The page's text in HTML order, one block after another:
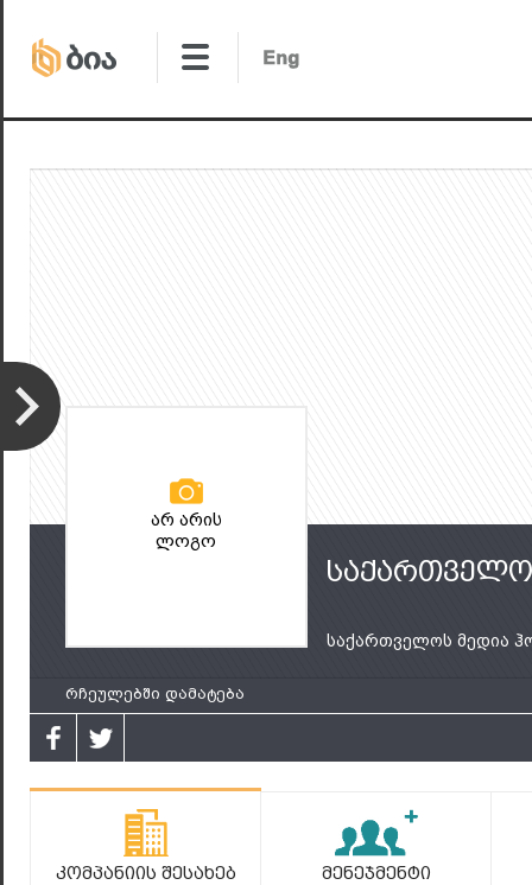
არ არის
ლოგო
საქართველოს მედია
რჩეულებში დამატება
Კომპანიის Შესახებ Მენეჯმენტი